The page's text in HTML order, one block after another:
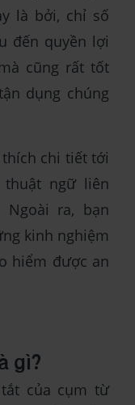
là bởi, chỉ số
đến quyền lợi
cũng rất tốt
dụng chúng
thích chi tiết tới
thuật ngữ liên
Ngoài ra, bạn
kinh nghiệm
hiểm được an
gì?
của cụm từ